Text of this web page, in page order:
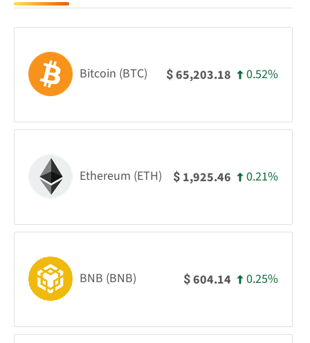
Bitcoin (BTC) $65,203.18 0.52%
Ethereum (ETH) $ 1,925.46 0.21%
BNB (BNB) $604.14 0.25%